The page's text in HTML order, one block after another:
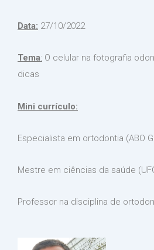
Data: 27/10/2022
Tema: O celular na fotografia
dicas
Mini currículo:
Especialista em ortodontia (ABO
Mestre em ciências da saúde
Professor na disciplina de